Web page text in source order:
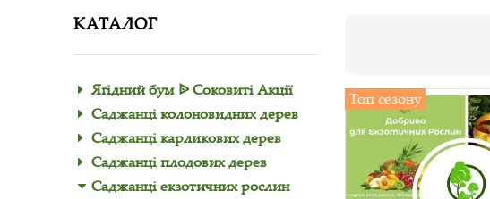
КАТАЛОГ
Ягідний бум ᐉ Соковиті Акції
Саджанці колоновидних дерев
Саджанці карликових дерев
Саджанці плодових дерев
Саджанці екзотичних рослин
Топ сезону